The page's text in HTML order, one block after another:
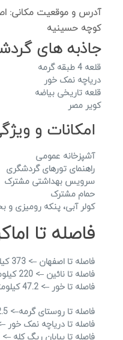
آدرس و موقعیت مکانی:
کوچه حسینیه
جاذبه های
قلعه 4 طبقه گرمه
دریاچه نمک خور
قلعه تاریخی بیاضه
کویر مصر
امکانات و
آشپزخانه عمومی
راهنمای تورهای گردشگری
سرویس بهداشتی مشترک
حمام مشترک
کولر آبی، پنکه رومیزی و
فاصله تا
فاصله تا اصفهان –> 373 کیلومتر ( 4 ساعت و 23 دقیقه )
فاصله تا نائین –> 220 کیلومتر ( 2 ساعت و 31 دقیقه )
فاصله تا خور –> 47.2 کیلومتر ( 45 دقیقه )
فاصله تا روستای گرمه–> 22.5 کیلومتر ( 22 دقیقه )
فاصله تا دریاچه نمک خور –> 67.6 کیلومتر ( 55